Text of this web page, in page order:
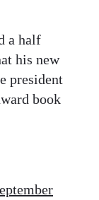
a half
his new
president
book